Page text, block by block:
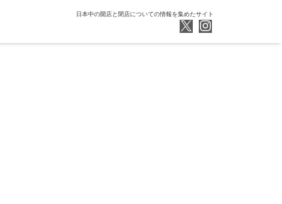
日本中の開店と閉店についての情報を集めたサイト